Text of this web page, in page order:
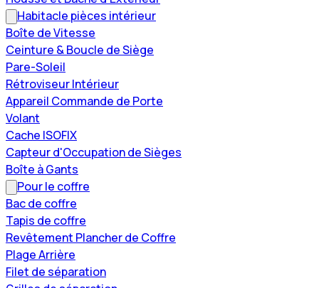
Habitacle pièces intérieur
Boîte de Vitesse
Ceinture & Boucle de Siège
Pare-Soleil
Rétroviseur Intérieur
Appareil Commande de Porte
Volant
Cache ISOFIX
Capteur d'Occupation de Sièges
Boîte à Gants
Pour le coffre
Bac de coffre
Tapis de coffre
Revêtement Plancher de Coffre
Plage Arrière
Filet de séparation